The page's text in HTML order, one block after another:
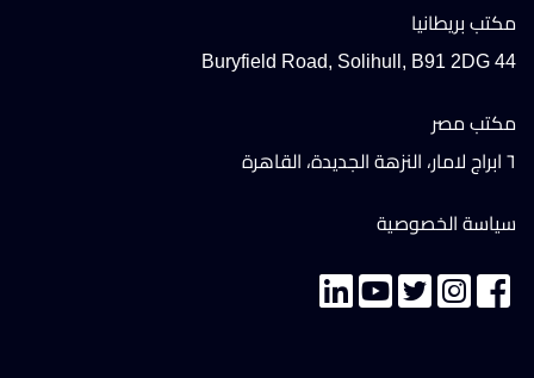
مكتب بريطانيا
44 Buryfield Road, Solihull, B91 2DG
مكتب مصر
٦ ابراج لامار، النزهة الجديدة، القاهرة
سياسة الخصوصية